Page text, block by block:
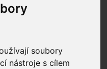
soubory
nástroje s cílem